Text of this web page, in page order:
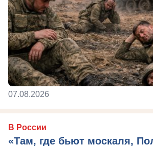
07.08.2026
В России
«Там, где бьют москаля,